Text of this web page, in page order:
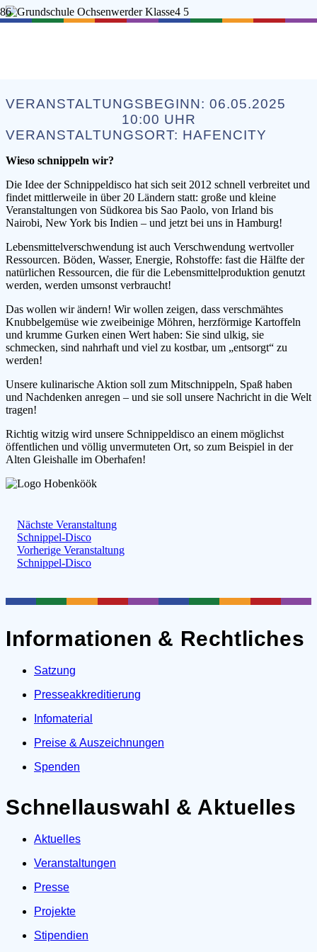
VERANSTALTUNGSBEGINN: 06.05.2025
10:00 UHR
VERANSTALTUNGSORT: HAFENCITY
Wieso schnippeln wir?
Die Idee der Schnippeldisco hat sich seit 2012 schnell verbreitet und
findet mittlerweile in über 20 Ländern statt: große und kleine
Veranstaltungen von Südkorea bis Sao Paolo, von Irland bis
Nairobi, New York bis Indien – und jetzt bei uns in Hamburg!
Lebensmittelverschwendung ist auch Verschwendung wertvoller
Ressourcen. Böden, Wasser, Energie, Rohstoffe: fast die Hälfte der
natürlichen Ressourcen, die für die Lebensmittelproduktion genutzt
werden, werden umsonst verbraucht!
Das wollen wir ändern! Wir wollen zeigen, dass verschmähtes
Knubbelgemüse wie zweibeinige Möhren, herzförmige Kartoffeln
und krumme Gurken einen Wert haben: Sie sind ulkig, sie
schmecken, sind nahrhaft und viel zu kostbar, um „entsorgt“ zu
werden!
Unsere kulinarische Aktion soll zum Mitschnippeln, Spaß haben
und Nachdenken anregen – und sie soll unsere Nachricht in die Welt
tragen!
Richtig witzig wird unsere Schnippeldisco an einem möglichst
öffentlichen und völlig unvermuteten Ort, so zum Beispiel in der
Alten Gleishalle im Oberhafen!
Nächste Veranstaltung
Schnippel-Disco
Vorherige Veranstaltung
Schnippel-Disco
Informationen & Rechtliches
Satzung
Presseakkreditierung
Infomaterial
Preise & Auszeichnungen
Spenden
Schnellauswahl & Aktuelles
Aktuelles
Veranstaltungen
Presse
Projekte
Stipendien